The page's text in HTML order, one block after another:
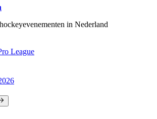
in Nederland
League